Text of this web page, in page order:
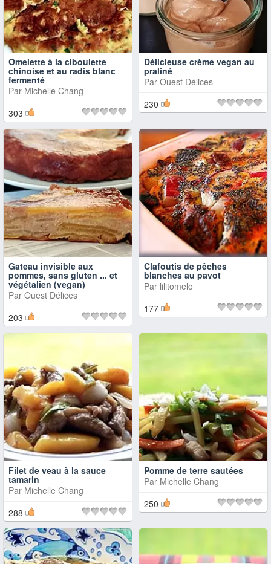
Omelette à la ciboulette
chinoise et au radis blanc
fermenté
Par Michelle Chang
303
Délicieuse crème vegan au
praliné
Par Ouest Délices
230
Gateau invisible aux
pommes, sans gluten ... et
végétalien (vegan)
Par Ouest Délices
203
Clafoutis de pêches
blanches au pavot
Par lilitomelo
177
Filet de veau à la sauce
tamarin
Par Michelle Chang
288
Pomme de terre sautées
Par Michelle Chang
250